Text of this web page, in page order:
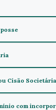
Cisão
com